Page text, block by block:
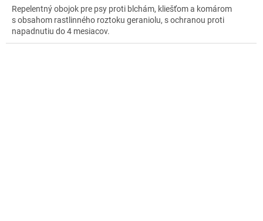
5
hviezdičiek.
Repelentný obojok pre psy proti blchám, kliešťom a komárom
s obsahom rastlinného roztoku geraniolu, s ochranou proti
napadnutiu do 4 mesiacov.